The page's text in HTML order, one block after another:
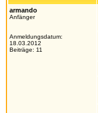
armando
Anfänger
Anmeldungsdatum:
18.03.2012
Beiträge: 11